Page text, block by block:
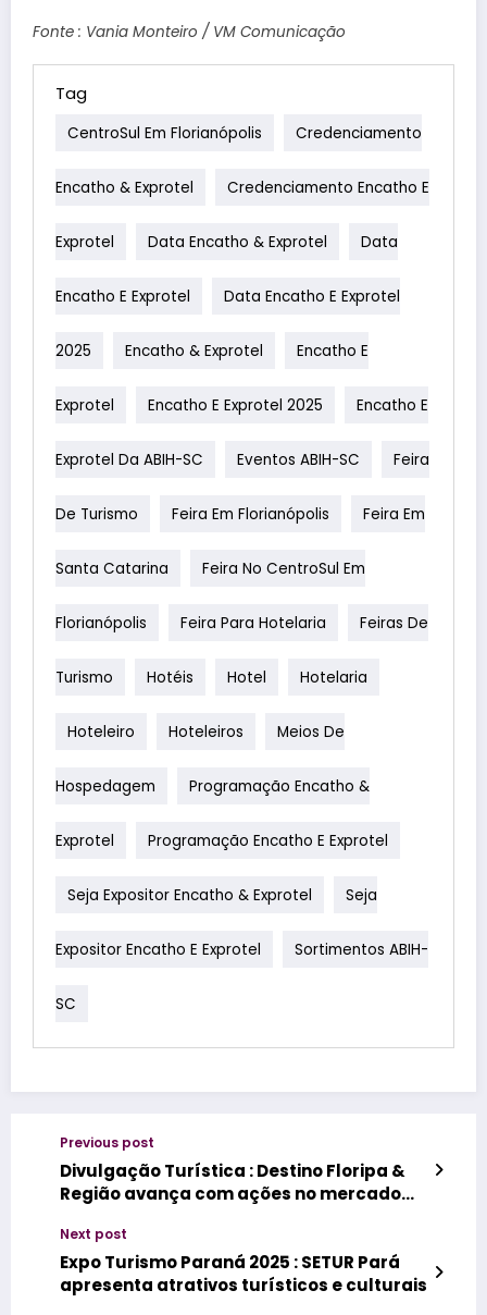
Fonte : Vania Monteiro / VM Comunicação
Tag
CentroSul Em Florianópolis Credenciamento
Encatho & Exprotel Credenciamento Encatho E
Exprotel Data Encatho & Exprotel Data
Encatho E Exprotel Data Encatho E Exprotel
2025 Encatho & Exprotel Encatho E
Exprotel Encatho E Exprotel 2025 Encatho E
Exprotel Da ABIH-SC Eventos ABIH-SC Feira
De Turismo Feira Em Florianópolis Feira Em
Santa Catarina Feira No CentroSul Em
Florianópolis Feira Para Hotelaria Feiras De
Turismo Hotéis Hotel Hotelaria
Hoteleiro Hoteleiros Meios De
Hospedagem Programação Encatho &
Exprotel Programação Encatho E Exprotel
Seja Expositor Encatho & Exprotel Seja
Expositor Encatho E Exprotel Sortimentos ABIH-
SC
Previous post
Divulgação Turística : Destino Floripa &
Região avança com ações no mercado
Next post
Expo Turismo Paraná 2025 : SETUR Pará
apresenta atrativos turísticos e culturais